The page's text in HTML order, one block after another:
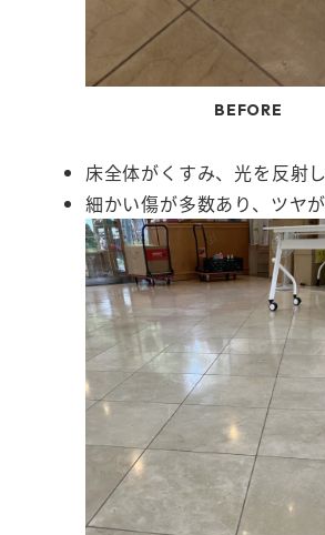
BEFORE
床全体がくすみ、光を反射
細かい傷が多数あり、ツヤ